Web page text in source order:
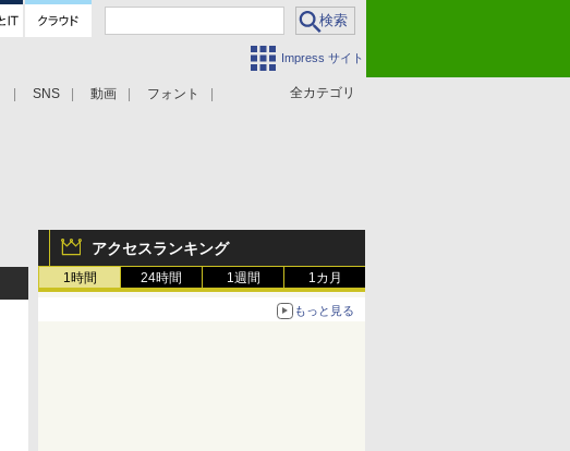
Impress サイト
全カテゴリ
SNS 動画 フォント
アクセスランキング
1時間 24時間 1週間 1カ月
もっと見る